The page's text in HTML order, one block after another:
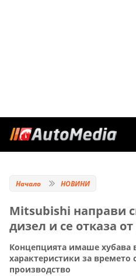
Начало НОВИНИ
Mitsubishi направи
дизел и се отказа
Концепцията имаше хубава
характеристики за времето
производство